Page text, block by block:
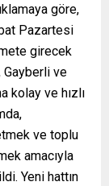
göre,
Pazartesi
girecek
Gayberli ve
kolay ve hızlı
ve toplu
amacıyla
Yeni hattın